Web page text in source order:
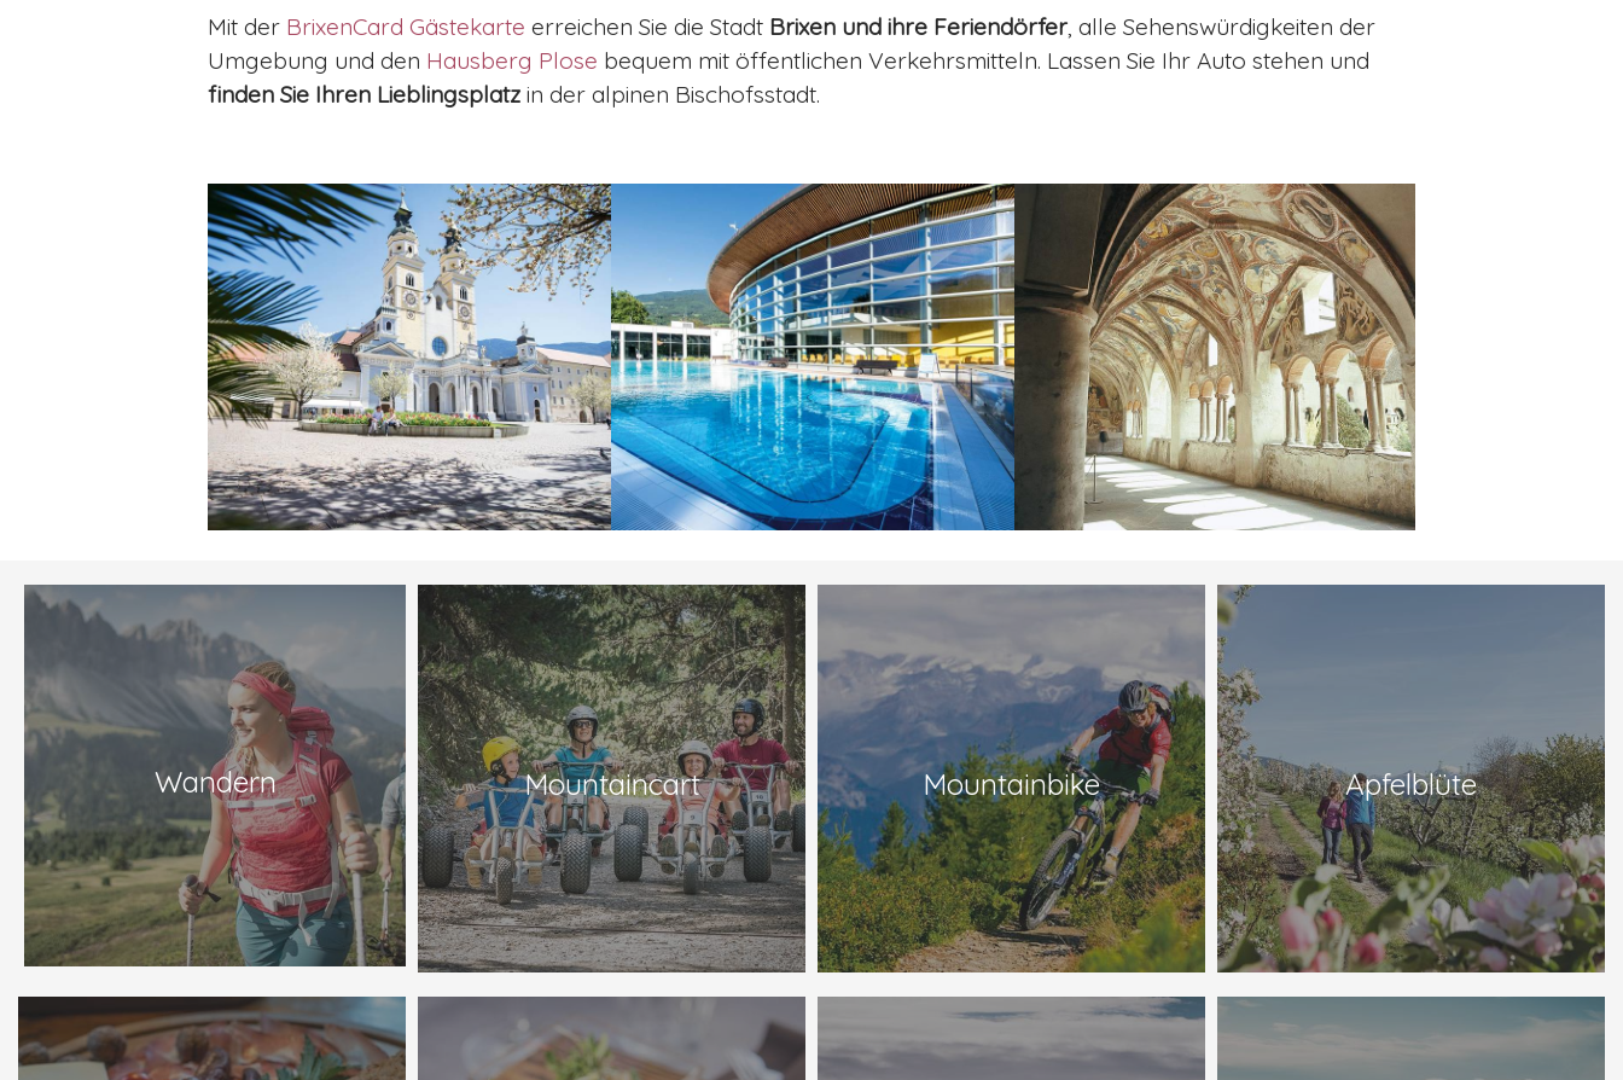
Mit der BrixenCard Gästekarte erreichen Sie die Stadt Brixen und ihre Feriendörfer, alle Sehenswürdigkeiten der
Umgebung und den Hausberg Plose bequem mit öffentlichen Verkehrsmitteln. Lassen Sie Ihr Auto stehen und
finden Sie Ihren Lieblingsplatz in der alpinen Bischofsstadt.
Wandern Mountaincart Mountainbike Apfelblüte